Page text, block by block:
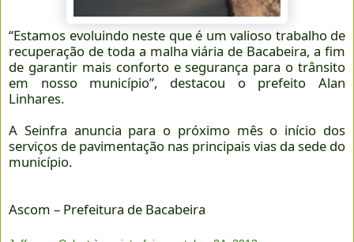
“Estamos evoluindo neste que é um valioso trabalho de
recuperação de toda a malha viária de Bacabeira, a fim
de garantir mais conforto e segurança para o trânsito
em nosso município”, destacou o prefeito Alan
Linhares.
A Seinfra anuncia para o próximo mês o início dos
serviços de pavimentação nas principais vias da sede do
município.
Ascom – Prefeitura de Bacabeira